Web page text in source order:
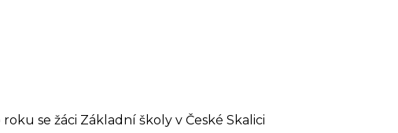
se žáci Základní školy v České Skalici